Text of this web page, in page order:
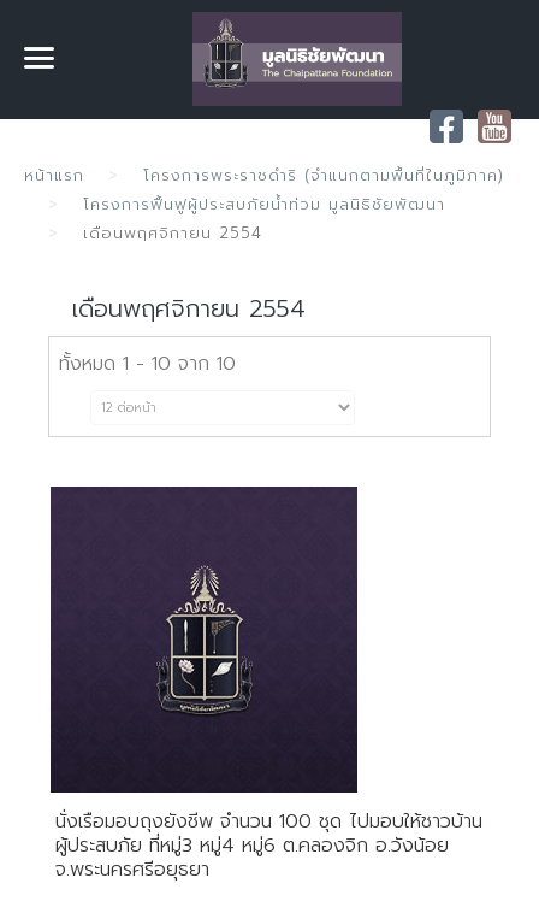
หน้าแรก
โครงการพระราชดำริ (จำแนกตามพื้นที่ในภูมิภาค)
โครงการฟื้นฟูผู้ประสบภัยน้ำท่วม มูลนิธิชัยพัฒนา
เดือนพฤศจิกายน 2554
เดือนพฤศจิกายน 2554
ทั้งหมด 1 - 10 จาก 10
นั่งเรือมอบถุงยังชีพ จำนวน 100 ชุด ไปมอบให้ชาวบ้าน
ผู้ประสบภัย ที่หมู่3 หมู่4 หมู่6 ต.คลองจิก อ.วังน้อย
จ.พระนครศรีอยุธยา